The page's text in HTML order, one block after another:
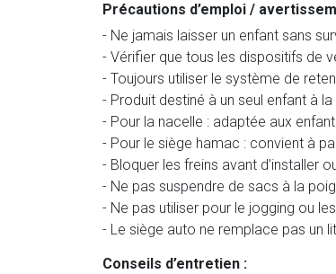
Précautions d’emploi /
- Ne jamais laisser un enfant sans
- Vérifier que tous les dispositifs de
- Toujours utiliser le système de
- Produit destiné à un seul enfant à la
- Pour la nacelle : adaptée aux
- Pour le siège hamac : convient à
- Bloquer les freins avant d’installer
- Ne pas suspendre de sacs à la
- Ne pas utiliser pour le jogging ou
- Le siège auto ne remplace pas un
Conseils d’entretien :